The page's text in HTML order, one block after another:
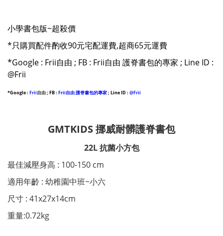
小學書包版~超殺價
*只購買配件酌收90元宅配運費,超商65元運費
*Google : Frii自由 ; FB : Frii自由 護脊書包的專家 ; Line ID :
@Frii
*Google: Frii自由; FB : Frii自由 護脊書包的專家; Line ID : @Frii
GMTKIDS 挪威耐髒護脊書包
22L 抗菌小方包
最佳減壓身高 : 100-150 cm
適用年齡 : 幼稚園中班~小六
尺寸 : 41x27x14cm
重量:0.72kg